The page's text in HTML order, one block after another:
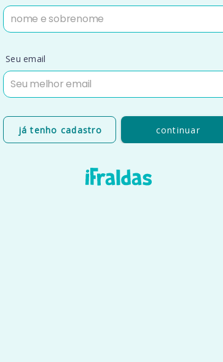
Seu email
já tenho cadastro continuar